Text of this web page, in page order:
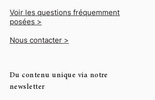
Voir les questions fréquemment
posées >
Nous contacter >
Du contenu unique via notre
newsletter